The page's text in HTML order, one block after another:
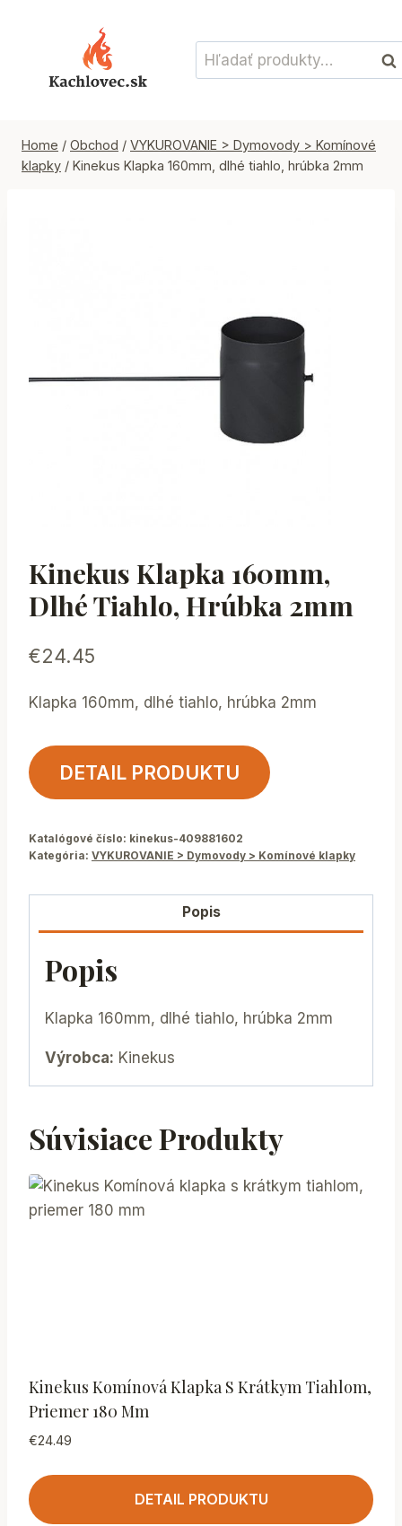
Hľadať:
Home / Obchod / VYKUROVANIE > Dymovody > Komínové
klapky / Kinekus Klapka 160mm, dlhé tiahlo, hrúbka 2mm
Kinekus Klapka 160mm,
Dlhé Tiahlo, Hrúbka 2mm
€24.45
Klapka 160mm, dlhé tiahlo, hrúbka 2mm
DETAIL PRODUKTU
Katalógové číslo: kinekus-409881602
Kategória: VYKUROVANIE > Dymovody > Komínové klapky
Popis
Popis
Klapka 160mm, dlhé tiahlo, hrúbka 2mm
Výrobca: Kinekus
Súvisiace Produkty
Kinekus Komínová Klapka S Krátkym Tiahlom,
Priemer 180 Mm
€24.49
DETAIL PRODUKTU